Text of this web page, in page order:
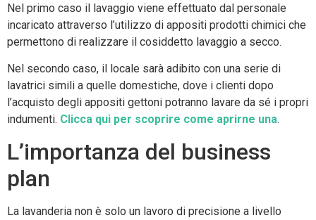
Nel primo caso il lavaggio viene effettuato dal personale
incaricato attraverso l’utilizzo di appositi prodotti chimici che
permettono di realizzare il cosiddetto lavaggio a secco.
Nel secondo caso, il locale sarà adibito con una serie di
lavatrici simili a quelle domestiche, dove i clienti dopo
l’acquisto degli appositi gettoni potranno lavare da sé i propri
indumenti. Clicca qui per scoprire come aprirne una.
L’importanza del business
plan
La lavanderia non è solo un lavoro di precisione a livello